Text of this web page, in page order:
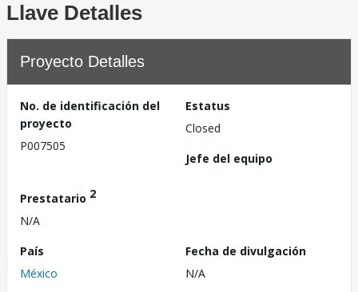
Llave Detalles
Proyecto Detalles
No. de identificación del
proyecto
P007505
Estatus
Closed
Jefe del equipo
Prestatario 2
N/A
País
México
Fecha de divulgación
N/A